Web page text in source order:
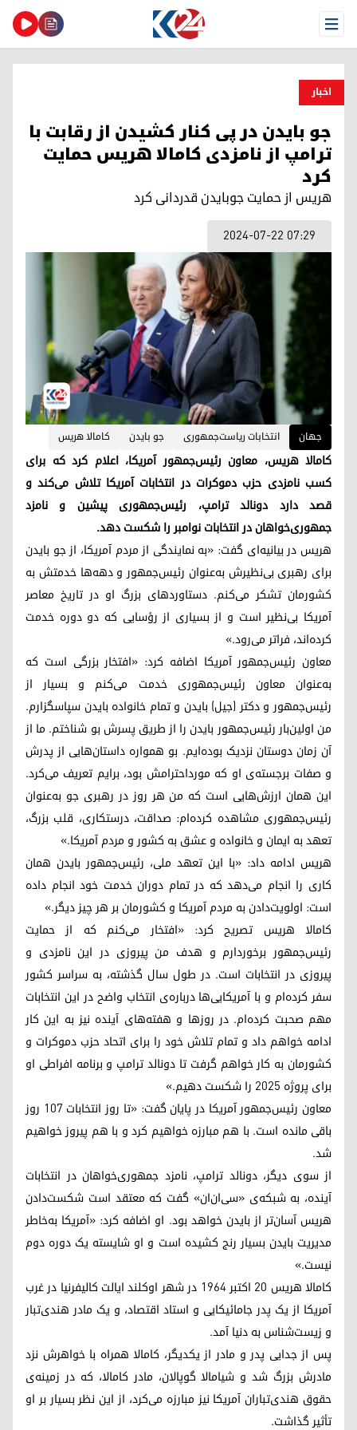
Open Menu
اخبار
جو بایدن در پی کنار کشیدن از رقابت با
ترامپ از نامزدی کامالا هریس حمایت
کرد
هریس از حمایت‌ جوبایدن قدردانی کرد
2024-07-22 07:29
جهان انتخابات ریاست‌جمهوری جو بایدن کامالا هریس
کامالا هریس، معاون رئیس‌جمهور آمریکا، اعلام کرد که برای
کسب نامزدی حزب دموکرات در انتخابات آمریکا تلاش می‌کند و
قصد دارد دونالد ترامپ، رئیس‌جمهوری پیشین و نامزد
جمهوری‌خواهان در انتخابات نوامبر را شکست دهد.
هریس در بیانیه‌ای گفت: «به نمایندگی از مردم آمریکا، از جو بایدن
برای رهبری بی‌نظیرش به‌عنوان رئیس‌جمهور و دهه‌ها خدمتش به
کشورمان تشکر می‌کنم. دستاوردهای بزرگ او در تاریخ معاصر
آمریکا بی‌نظیر است و از بسیاری از رؤسایی که دو دوره خدمت
کرده‌اند، فراتر می‌رود.»
معاون رئیس‌جمهور آمریکا اضافه کرد: «افتخار بزرگی است که
به‌عنوان معاون رئیس‌جمهوری خدمت می‌کنم و بسیار از
رئیس‌جمهور و دکتر (جیل) بایدن و تمام خانواده بایدن سپاسگزارم.
من اولین‌بار رئیس‌جمهور بایدن را از طریق پسرش بو شناختم. ما از
آن زمان دوستان نزدیک بوده‌ایم. بو همواره داستان‌هایی از پدرش
و صفات برجسته‌ی او که مورداحترامش بود، برایم تعریف می‌کرد.
این همان ارزش‌هایی است که من هر روز در رهبری جو به‌عنوان
رئیس‌جمهوری مشاهده کرده‌ام: صداقت، درستکاری، قلب بزرگ،
تعهد به ایمان و خانواده و عشق به کشور و مردم آمریکا.»
هریس ادامه داد: «با این تعهد ملی، رئیس‌جمهور بایدن همان
کاری را انجام می‌دهد که در تمام دوران خدمت خود انجام داده
است: اولویت‌دادن به مردم آمریکا و کشورمان بر هر چیز دیگر.»
کامالا هریس تصریح کرد: «افتخار می‌کنم که از حمایت
رئیس‌جمهور برخوردارم و هدف من پیروزی در این نامزدی و
پیروزی در انتخابات است. در طول سال گذشته، به سراسر کشور
سفر کرده‌ام و با آمریکایی‌ها درباره‌ی انتخاب واضح در این انتخابات
مهم صحبت کرده‌ام. در روزها و هفته‌های آینده نیز به این کار
ادامه خواهم داد و تمام تلاش خود را برای اتحاد حزب دموکرات و
کشورمان به کار خواهم گرفت تا دونالد ترامپ و برنامه افراطی او
برای پروژه ۲۰۲۵ را شکست دهیم.»
معاون رئیس‌جمهور آمریکا در پایان گفت: «تا روز انتخابات ۱۰۷ روز
باقی مانده است. با هم مبارزه خواهیم کرد و با هم پیروز خواهیم
شد.
از سوی دیگر، دونالد ترامپ، نامزد جمهوری‌خواهان در انتخابات
آینده، به شبکه‌ی «سی‌ان‌ان» گفت که معتقد است شکست‌دادن
هریس آسان‌تر از بایدن خواهد بود. او اضافه کرد: «آمریکا به‌خاطر
مدیریت بایدن بسیار رنج کشیده است و او شایسته یک دوره دوم
نیست.»
کامالا هریس ۲۰ اکتبر ۱۹۶۴ در شهر اوکلند ایالت کالیفرنیا در غرب
آمریکا از یک پدر جامائیکایی و استاد اقتصاد، و یک مادر هندی‌تبار
و زیست‌شناس به دنیا آمد.
پس از جدایی پدر و مادر از یکدیگر، کامالا همراه با خواهرش نزد
مادرش بزرگ شد و شیامالا گوپالان، مادر کامالا، که در زمینه‌ی
حقوق هندی‌تباران آمریکا نیز مبارزه می‌کرد، از این نظر بسیار بر او
تأثیر گذاشت.